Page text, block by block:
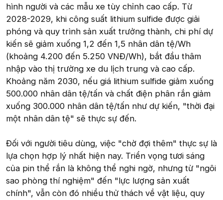
hình người và các mẫu xe tùy chỉnh cao cấp. Từ
2028-2029, khi công suất lithium sulfide được giải
phóng và quy trình sản xuất trưởng thành, chi phí dự
kiến sẽ giảm xuống 1,2 đến 1,5 nhân dân tệ/Wh
(khoảng 4.200 đến 5.250 VNĐ/Wh), bắt đầu thâm
nhập vào thị trường xe du lịch trung và cao cấp.
Khoảng năm 2030, nếu giá lithium sulfide giảm xuống
500.000 nhân dân tệ/tấn và chất điện phân rắn giảm
xuống 300.000 nhân dân tệ/tấn như dự kiến, "thời đại
một nhân dân tệ" sẽ thực sự đến.
Đối với người tiêu dùng, việc "chờ đợi thêm" thực sự là
lựa chọn hợp lý nhất hiện nay. Triển vọng tươi sáng
của pin thể rắn là không thể nghi ngờ, nhưng từ "ngôi
sao phòng thí nghiệm" đến "lực lượng sản xuất
chính", vẫn còn đó nhiều thử thách về vật liệu, quy